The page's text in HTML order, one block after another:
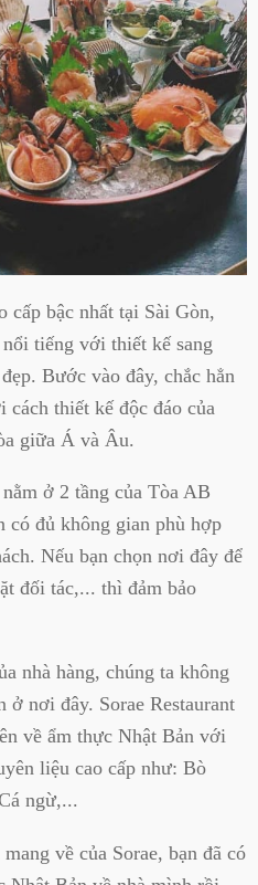
cấp bậc nhất tại Sài Gòn,
tiếng với thiết kế sang
Bước vào đây, chắc hẳn
cách thiết kế độc đáo của
giữa Á và Âu.
ở 2 tầng của Tòa AB
có đủ không gian phù hợp
Nếu bạn chọn nơi đây để
đối tác,... thì đảm bảo
nhà hàng, chúng ta không
ở nơi đây. Sorae Restaurant
về ẩm thực Nhật Bản với
liệu cao cấp như: Bò
ngừ,...
về của Sorae, bạn đã có